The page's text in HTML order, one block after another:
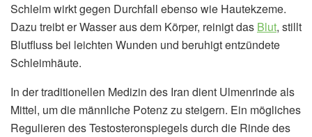
Schleim wirkt gegen Durchfall ebenso wie Hautekzeme.
Dazu treibt er Wasser aus dem Körper, reinigt das Blut, stillt
Blutfluss bei leichten Wunden und beruhigt entzündete
Schleimhäute.
In der traditionellen Medizin des Iran dient Ulmenrinde als
Mittel, um die männliche Potenz zu steigern. Ein mögliches
Regulieren des Testosteronspiegels durch die Rinde des